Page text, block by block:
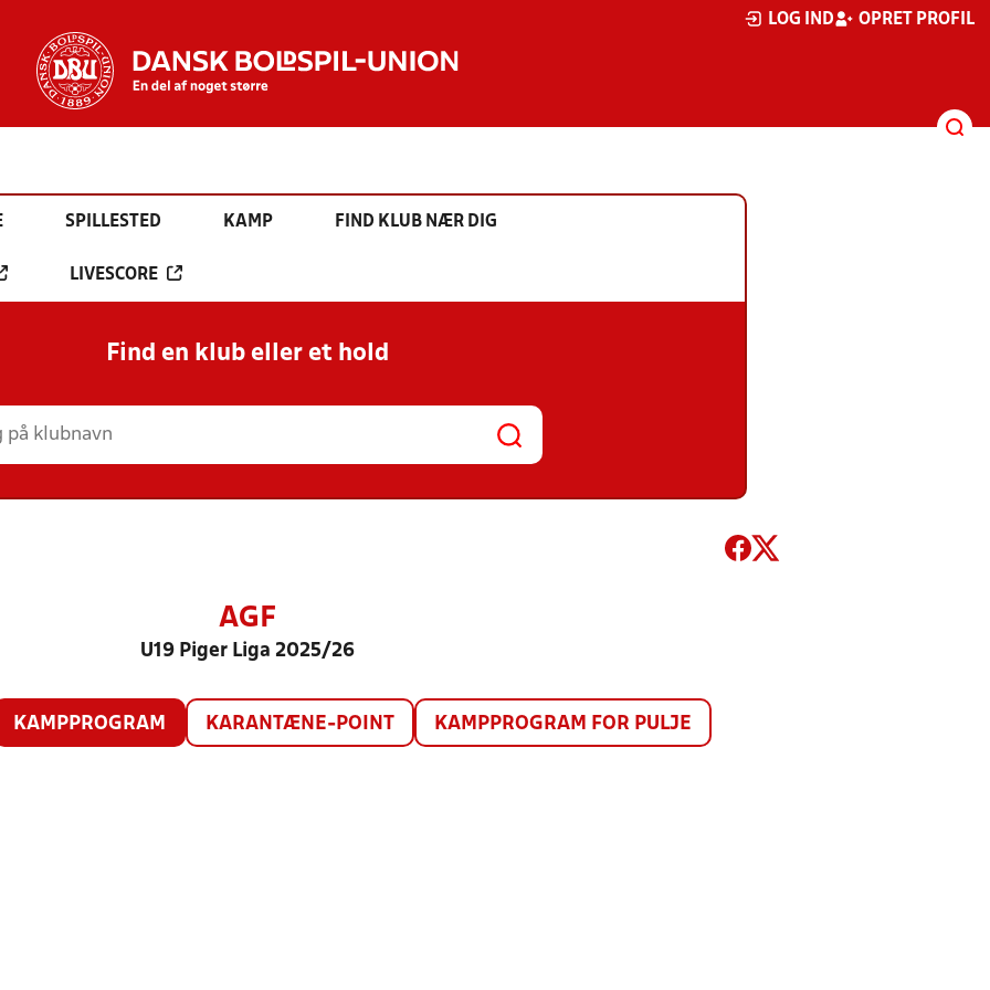
LOG IND OPRET PROFIL
SPILLESTED KAMP FIND KLUB NÆR DIG
LIVESCORE
Find en klub eller et hold
AGF
U19 Piger Liga 2025/26
KAMPPROGRAM KARANTÆNE-POINT KAMPPROGRAM FOR PULJE